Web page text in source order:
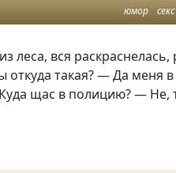
юмор секс
вся раскраснелась,
откуда такая? — Да меня в
щас в полицию? — Не,